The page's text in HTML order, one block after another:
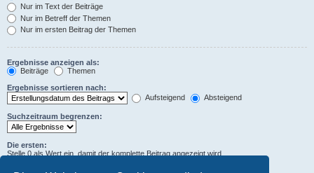
Nur im Text der Beiträge
Nur im Betreff der Themen
Nur im ersten Beitrag der Themen
Ergebnisse anzeigen als:
Beiträge
Themen
Ergebnisse sortieren nach:
Aufsteigend
Absteigend
Suchzeitraum begrenzen:
Die ersten:
Stelle 0 als Wert ein, damit der komplette Beitrag angezeigt wird.